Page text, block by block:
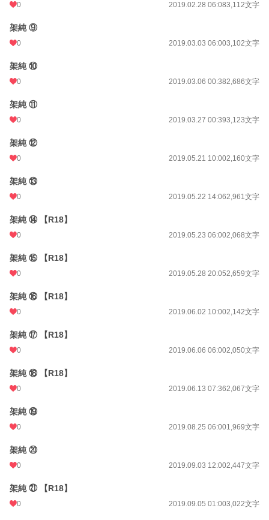
0 2019.02.28 06:083,112文字
架純 ⑨
0 2019.03.03 06:003,102文字
架純 ⑩
0 2019.03.06 00:382,686文字
架純 ⑪
0 2019.03.27 00:393,123文字
架純 ⑫
0 2019.05.21 10:002,160文字
架純 ⑬
0 2019.05.22 14:062,961文字
架純 ⑭ 【R18】
0 2019.05.23 06:002,068文字
架純 ⑮ 【R18】
0 2019.05.28 20:052,659文字
架純 ⑯ 【R18】
0 2019.06.02 10:002,142文字
架純 ⑰ 【R18】
0 2019.06.06 06:002,050文字
架純 ⑱ 【R18】
0 2019.06.13 07:362,067文字
架純 ⑲
0 2019.08.25 06:001,969文字
架純 ⑳
0 2019.09.03 12:002,447文字
架純 ㉑ 【R18】
0 2019.09.05 01:003,022文字